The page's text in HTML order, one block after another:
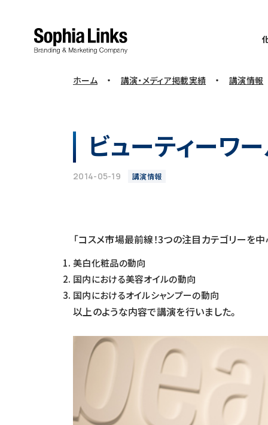
ホーム・ 講演・メディア掲載実績 ・講演情報
ビューティーワ
2014-05-19 講演情報
「コスメ市場最前線！3つの注目カテゴリーを
美白化粧品の動向
国内における美容オイルの動向
国内におけるオイルシャンプーの動向
以上のような内容で講演を行いました。